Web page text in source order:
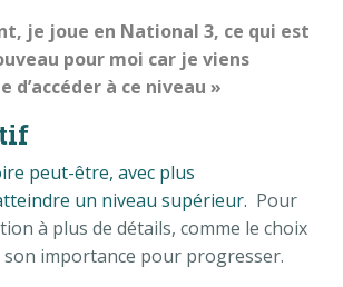
je joue en National 3, ce qui est
pour moi car je viens
d’accéder à ce niveau »
peut-être, avec plus
un niveau supérieur. Pour
à plus de détails, comme le choix
importance pour progresser.